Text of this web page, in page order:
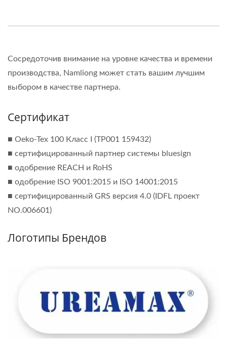
Сосредоточив внимание на уровне качества и времени
производства, Namliong может стать вашим лучшим
выбором в качестве партнера.
Сертификат
■ Oeko-Tex 100 Класс I (TP001 159432)
■ сертифицированный партнер системы bluesign
■ одобрение REACH и RoHS
■ одобрение ISO 9001:2015 и ISO 14001:2015
■ сертифицированный GRS версия 4.0 (IDFL проект
NO.006601)
Логотипы Брендов